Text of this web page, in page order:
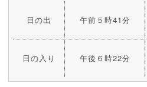
日の出 午前５時41分
日の入り 午後６時22分